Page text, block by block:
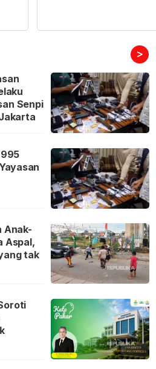
>
Senpi
Anak-
Aspal,
tak